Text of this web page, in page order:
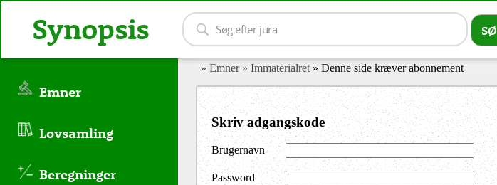
» Emner » Immaterialret » Denne side kræver abonnement
Skriv adgangskode
Brugernavn
Password
Emner
Lovsamling
Beregninger
Synopsis